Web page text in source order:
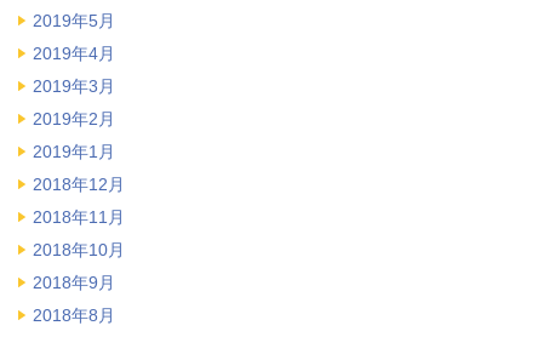
2019年5月
2019年4月
2019年3月
2019年2月
2019年1月
2018年12月
2018年11月
2018年10月
2018年9月
2018年8月